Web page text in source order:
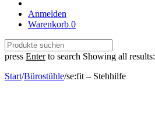
Anmelden
Warenkorb 0
press Enterto search Showing all results:
Start/Bürostühle/se:fit – Stehhilfe